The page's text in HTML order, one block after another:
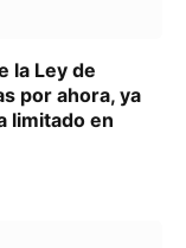
la Ley de
por ahora, ya
limitado en